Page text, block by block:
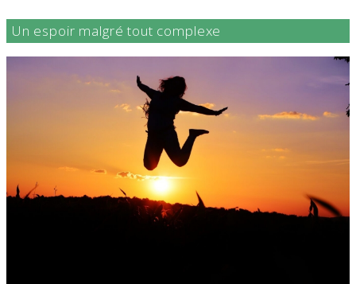
Un espoir malgré tout complexe